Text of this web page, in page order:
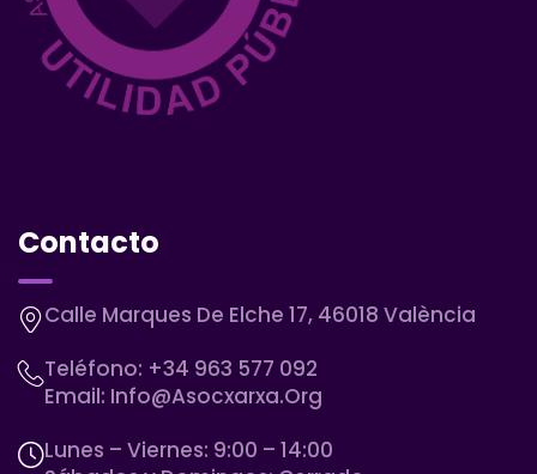
Contacto
Calle Marques De Elche 17, 46018 València
Teléfono: +34 963 577 092
Email: Info@asocxarxa.org
Lunes – Viernes: 9:00 – 14:00